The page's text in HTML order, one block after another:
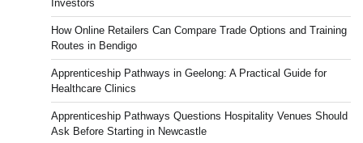
Investors
How Online Retailers Can Compare Trade Options and Training
Routes in Bendigo
Apprenticeship Pathways in Geelong: A Practical Guide for
Healthcare Clinics
Apprenticeship Pathways Questions Hospitality Venues Should
Ask Before Starting in Newcastle